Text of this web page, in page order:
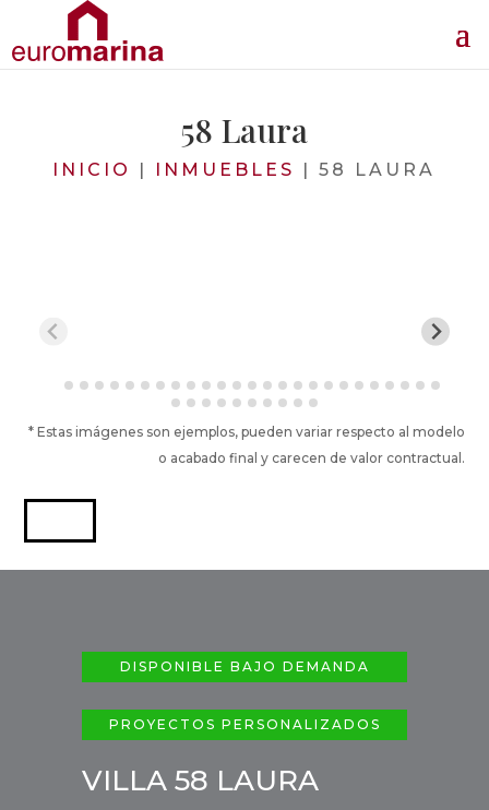
58 Laura
INICIO | INMUEBLES |58 LAURA
* Estas imágenes son ejemplos, pueden variar respecto al modelo
o acabado final y carecen de valor contractual.
DISPONIBLE BAJO DEMANDA
PROYECTOS PERSONALIZADOS
VILLA 58 LAURA